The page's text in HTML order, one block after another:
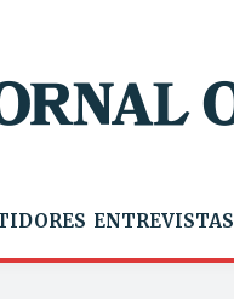
ENTREVISTAS